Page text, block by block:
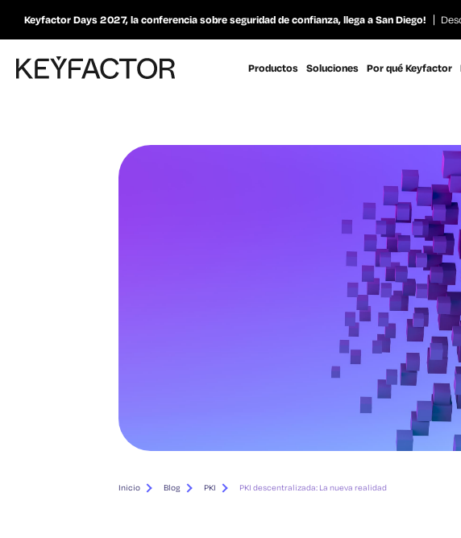
Keyfactor Days 2027, la conferencia sobre seguridad de confianza, llega a San Diego!
Productos Soluciones Por qué Keyfactor
Inicio Blog PKI PKI descentralizada: La nueva realidad